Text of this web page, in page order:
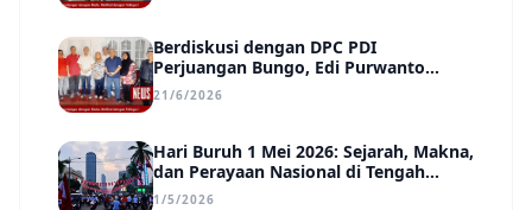
Berdiskusi dengan DPC PDI
Perjuangan Bungo, Edi Purwanto
Uraikan Poin-Poin Urgensi yang Perlu
Disadari Pemimpin Daerah
21/6/2026
Hari Buruh 1 Mei 2026: Sejarah, Makna,
dan Perayaan Nasional di Tengah
Tantangan Era Digital
1/5/2026